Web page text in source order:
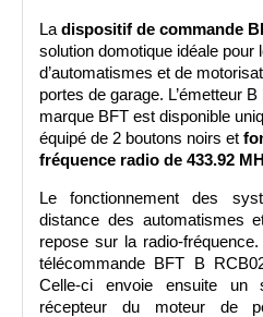
La dispositif de commande
solution domotique idéale pour
d’automatismes et de
portes de garage. L’émetteur
marque BFT est disponible
équipé de 2 boutons noirs et
fréquence radio de 433.92
Le fonctionnement des
distance des automatismes
repose sur la radio-
télécommande BFT B
Celle-ci envoie ensuite un
récepteur du moteur de